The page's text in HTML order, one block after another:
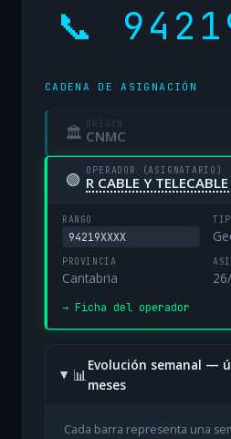
📞
CADENA DE ASIGNACIÓN
🏛 ORIGEN
CNMC
🟢 OPERADOR (ASIGNATARIO)
RANGO
94219XXXX
PROVINCIA
Cantabria
→ Ficha del operador
📊
Evolución semanal —
meses
Cada barra representa una